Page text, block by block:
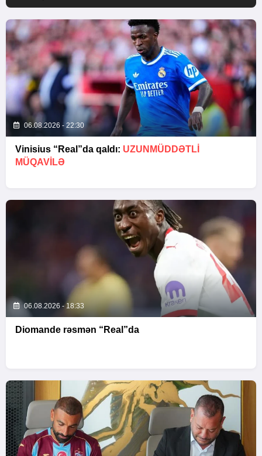
06.08.2026 - 22:30
Vinisius “Real”da qaldı: UZUNMÜDDƏTLİ
MÜQAVİLƏ
06.08.2026 - 18:33
Diomande rəsmən “Real”da